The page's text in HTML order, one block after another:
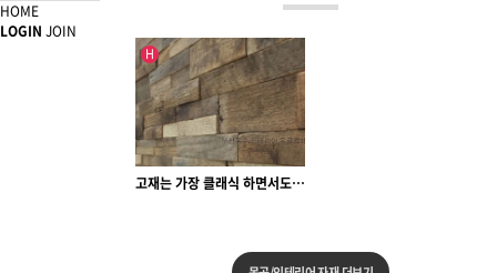
H
인기글
고재는 가장 클래식 하면서도 현대적인 감성의 …
HOME
LOGIN JOIN